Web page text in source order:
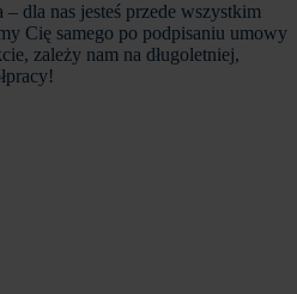
– dla nas jesteś przede wszystkim
Cię samego po podpisaniu umowy
zależy nam na długoletniej,